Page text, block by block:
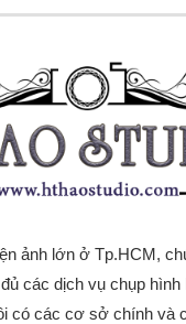
ảnh lớn ở Tp.HCM,
các dịch vụ chụp hình
có các cơ sở chính và